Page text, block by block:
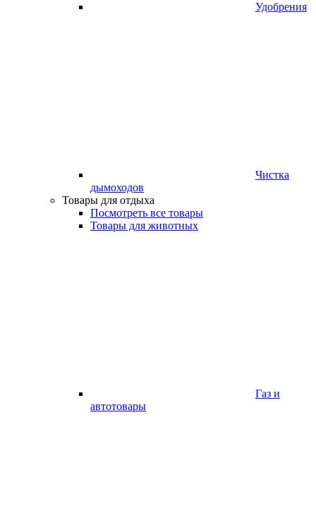
Удобрения
Чистка
дымоходов
Товары для отдыха
Посмотреть все товары
Товары для животных
Газ и
автотовары